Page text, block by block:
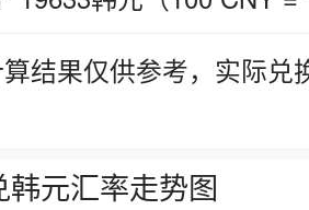
结果仅供参考，实际
韩元汇率走势图